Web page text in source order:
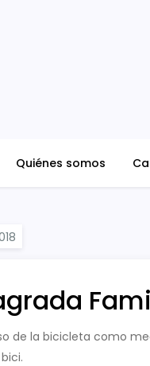
Quiénes somos
de la bicicleta como